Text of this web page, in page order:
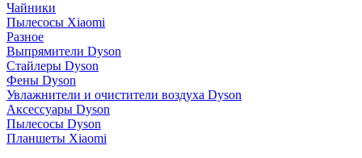
Чайники
Пылесосы Xiaomi
Разное
Выпрямители Dyson
Стайлеры Dyson
Фены Dyson
Увлажнители и очистители воздуха Dyson
Аксессуары Dyson
Пылесосы Dyson
Планшеты Xiaomi